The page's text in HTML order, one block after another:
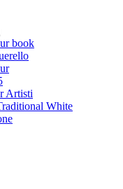
book
Artisti
White